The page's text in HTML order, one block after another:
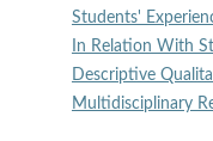
Students'
In Relation With
Descriptive
Multidisciplinary